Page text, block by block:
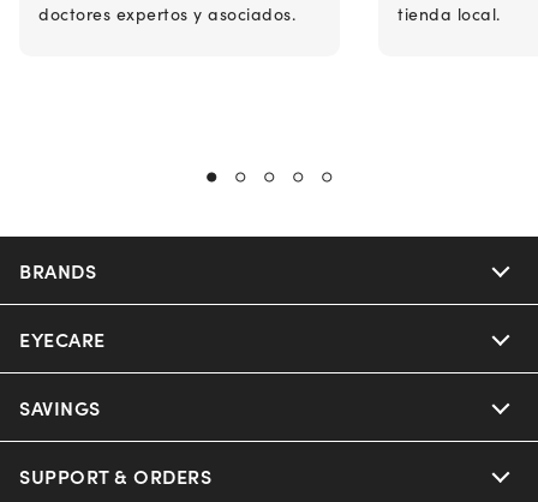
doctores expertos y asociados.
tienda local.
BRANDS
Nuance Audio
Ray-Ban
Oakley
EYECARE
Our Eyeglasses
Our Sunglasses
SAVINGS
Offers & Discount
SUPPORT & ORDERS